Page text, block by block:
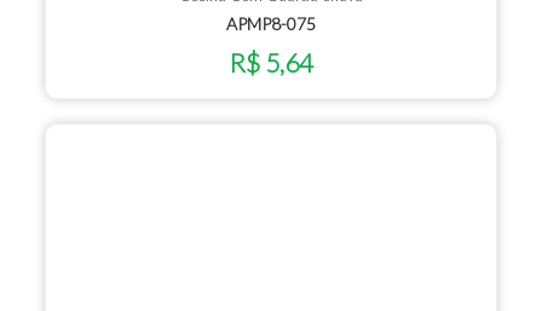
APMP8-075
R$ 5,64